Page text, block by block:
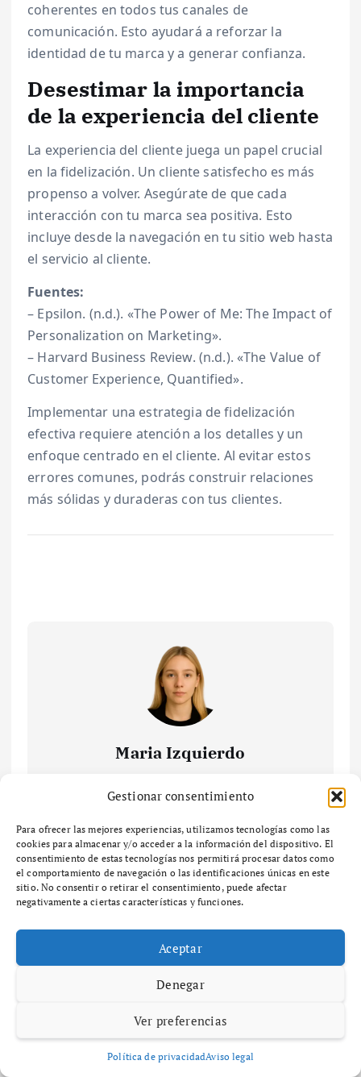
Gestionar consentimiento
Para ofrecer las mejores experiencias, utilizamos tecnologías como las
cookies para almacenar y/o acceder a la información del dispositivo. El
consentimiento de estas tecnologías nos permitirá procesar datos como
el comportamiento de navegación o las identificaciones únicas en este
sitio. No consentir o retirar el consentimiento, puede afectar
negativamente a ciertas características y funciones.
Aceptar
Denegar
Ver preferencias
Política de privacidadAviso legal
coherentes en todos tus canales de
comunicación. Esto ayudará a reforzar la
identidad de tu marca y a generar confianza.
Desestimar la importancia
de la experiencia del cliente
La experiencia del cliente juega un papel crucial
en la fidelización. Un cliente satisfecho es más
propenso a volver. Asegúrate de que cada
interacción con tu marca sea positiva. Esto
incluye desde la navegación en tu sitio web hasta
el servicio al cliente.
Fuentes:
– Epsilon. (n.d.). «The Power of Me: The Impact of
Personalization on Marketing».
– Harvard Business Review. (n.d.). «The Value of
Customer Experience, Quantified».
Implementar una estrategia de fidelización
efectiva requiere atención a los detalles y un
enfoque centrado en el cliente. Al evitar estos
errores comunes, podrás construir relaciones
más sólidas y duraderas con tus clientes.
Maria Izquierdo
comunicación digital. Creo y gestiono contenido
copywriting, narrativa visual y edición básica. Con
formación en comunicación audiovisual y un
máster en contenidos digitales, me motiva el
storytelling y conectar con audiencias jóvenes a
través de contenido creativo.
a
Estrategia
de
especializac
desarrollar